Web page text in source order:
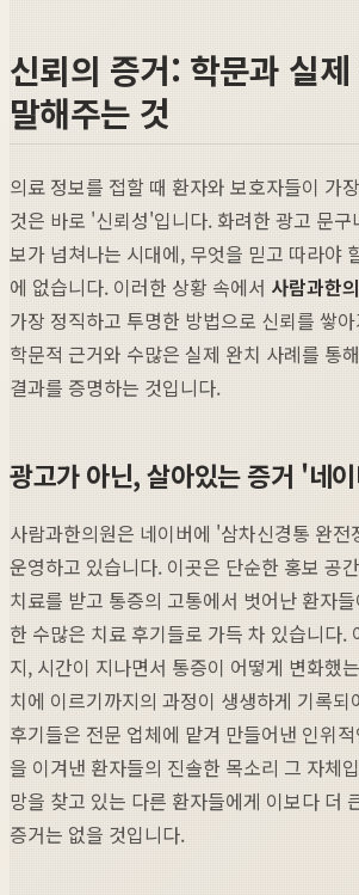
신뢰의 증거: 학문과 실
말해주는 것
의료 정보를 접할 때 환자와 보호자들이 가
것은 바로 '신뢰성'입니다. 화려한 광고 문구
보가 넘쳐나는 시대에, 무엇을 믿고 따라야
에 없습니다. 이러한 상황 속에서 사람과한
가장 정직하고 투명한 방법으로 신뢰를 쌓
학문적 근거와 수많은 실제 완치 사례를 통
결과를 증명하는 것입니다.
광고가 아닌, 살아있는 증거 '네
사람과한의원은 네이버에 '삼차신경통 완
운영하고 있습니다. 이곳은 단순한 홍보 공
치료를 받고 통증의 고통에서 벗어난 환자
한 수많은 치료 후기들로 가득 차 있습니다.
지, 시간이 지나면서 통증이 어떻게 변화했
치에 이르기까지의 과정이 생생하게 기록되
후기들은 전문 업체에 맡겨 만들어낸 인위
을 이겨낸 환자들의 진솔한 목소리 그 자체
망을 찾고 있는 다른 환자들에게 이보다 더
증거는 없을 것입니다.